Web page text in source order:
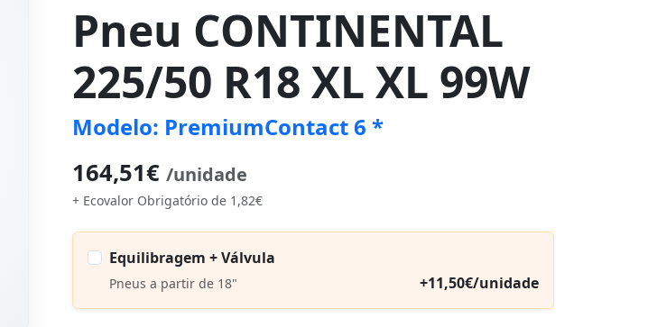
Pneu CONTINENTAL
225/50 R18 XL XL 99W
Modelo: PremiumContact 6 *
164,51€ /unidade
+ Ecovalor Obrigatório de 1,82€
Equilibragem + Válvula
Pneus a partir de 18" +11,50€/unidade